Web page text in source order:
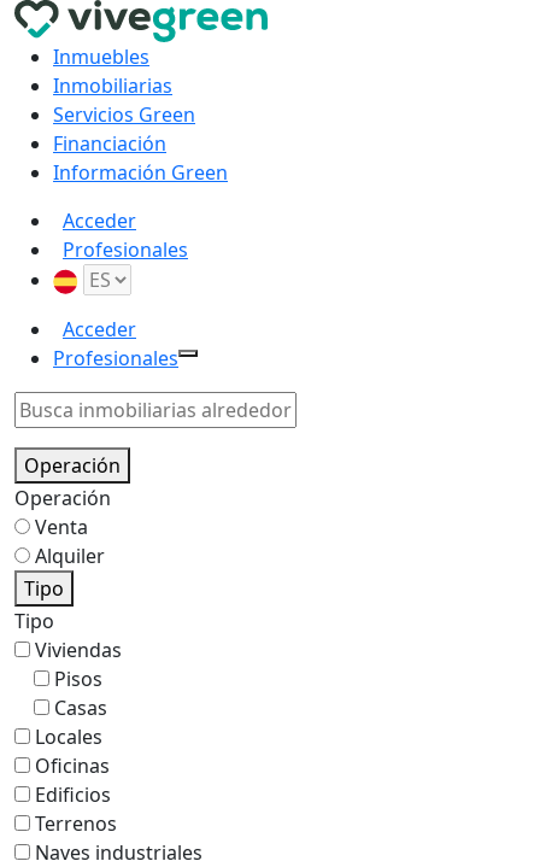
Inmuebles
Inmobiliarias
Servicios Green
Financiación
Información Green
Acceder
Profesionales
Acceder
Profesionales
Operación
Operación
Venta
Alquiler
Tipo
Tipo
Viviendas
Pisos
Casas
Locales
Oficinas
Edificios
Terrenos
Naves industriales